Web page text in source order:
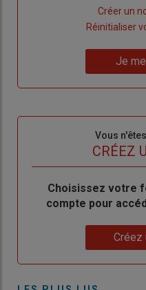
Créer un
de
Réinitialiser
me
Je
Vous
CRÉEZ
BodyChoisissez votre
compte pour
Créez